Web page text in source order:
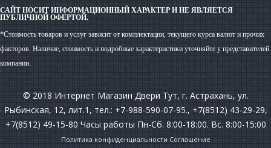
САЙТ НОСИТ ИНФОРМАЦИОННЫЙ ХАРАКТЕР И НЕ ЯВЛЯЕТСЯ
ПУБЛИЧНОЙ ОФЕРТОЙ.
*Стоимость товаров и услуг зависит от комплектации, текущего курса валют и прочих
факторов. Наличие, стоимость и подробные характеристики уточняйте у представителей
компании.
© 2018 Интернет Магазин Двери Тут, г. Астрахань, ул.
Рыбинская, 12, лит.1, тел.: +7-988-590-07-95., +7(8512) 43-29-29,
+7(8512) 49-15-80 Часы работы Пн-Сб. 8:00-18:00. Вс. 8:00-15:00
Политика конфиденциальности Соглашение